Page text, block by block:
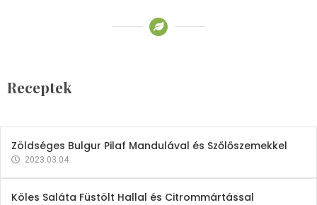
Receptek
2023.03.06.
Zöldséges Bulgur Pilaf Mandulával és Szőlőszemekkel
2023.03.04.
Köles Saláta Füstölt Hallal és Citrommártással